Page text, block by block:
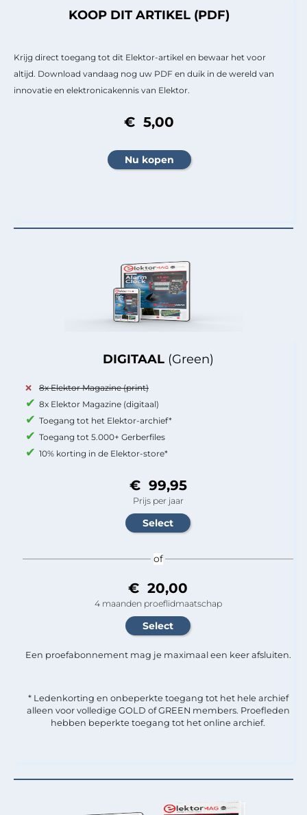
DIGITAAL (Green)
8x Elektor Magazine (print)
8x Elektor Magazine (digitaal)
Toegang tot het Elektor-archief*
Toegang tot 5.000+ Gerberfiles
10% korting in de Elektor-store*
€ 99,95
Prijs per jaar
of
€ 20,00
4 maanden proeflidmaatschap
Een proefabonnement mag je maximaal een keer afsluiten.
* Ledenkorting en onbeperkte toegang tot het hele archief
alleen voor volledige GOLD of GREEN members. Proefleden
hebben beperkte toegang tot het online archief.
KOOP DIT ARTIKEL (PDF)
Krijg direct toegang tot dit Elektor-artikel en bewaar het voor
altijd. Download vandaag nog uw PDF en duik in de wereld van
innovatie en elektronicakennis van Elektor.
€ 5,00